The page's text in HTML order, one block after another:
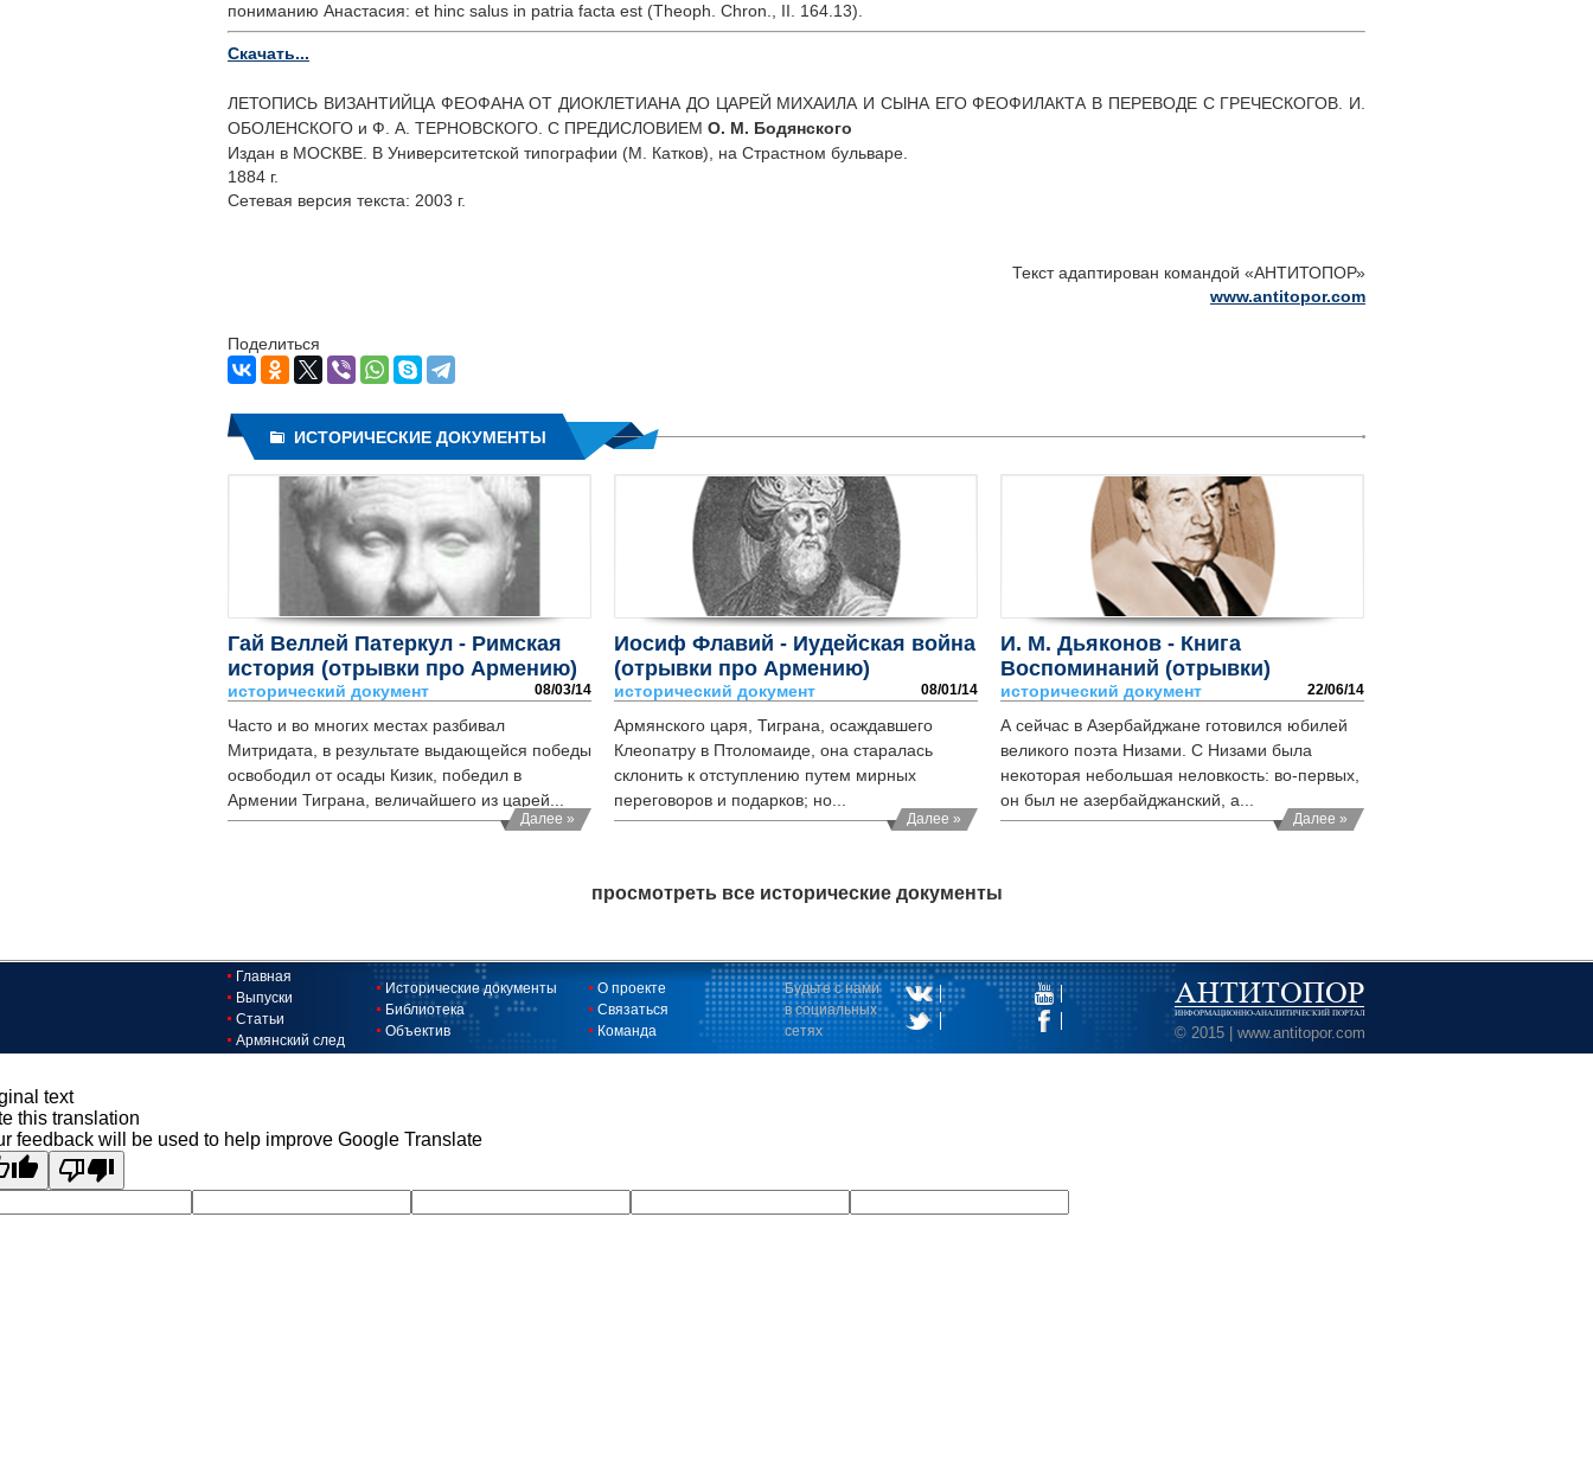
пониманию Анастасия: et hinc salus in patria facta est (Theoph. Chron., II. 164.13).
Скачать...
ЛЕТОПИСЬ ВИЗАНТИЙЦА ФЕОФАНАОТ ДИОКЛЕТИАНА ДО ЦАРЕЙ МИХАИЛА И СЫНА ЕГО ФЕОФИЛАКТА В ПЕРЕВОДЕ С ГРЕЧЕСКОГОВ. И.
ОБОЛЕНСКОГО и Ф. А. ТЕРНОВСКОГО. С ПРЕДИСЛОВИЕМ О. М. Бодянского
Издан в МОСКВЕ. В Университетской типографии (М. Катков), на Страстном бульваре.
1884 г.
Сетевая версия текста: 2003 г.
Текст адаптирован командой «АНТИТОПОР»
www.antitopor.com
Поделиться
ИСТОРИЧЕСКИЕ ДОКУМЕНТЫ
Гай Веллей Патеркул - Римская
история (отрывки про Армению)
исторический документ 08/03/14
Часто и во многих местах разбивал
Митридата, в результате выдающейся победы
освободил от осады Кизик, победил в
Армении Тиграна, величайшего из царей...
Далее »
Иосиф Флавий - Иудейская война
(отрывки про Армению)
исторический документ 08/01/14
Армянского царя, Тиграна, осаждавшего
Клеопатру в Птоломаиде, она старалась
склонить к отступлению путем мирных
переговоров и подарков; но...
Далее »
И. М. Дьяконов - Книга
Воспоминаний (отрывки)
исторический документ 22/06/14
А сейчас в Азербайджане готовился юбилей
великого поэта Низами. С Низами была
некоторая небольшая неловкость: во-первых,
он был не азербайджанский, а...
Далее »
просмотреть все исторические документы
Главная
Выпуски
Статьи
Армянский след
Исторические документы
Библиотека
Объектив
О проекте
Связаться
Команда
Будьте с нами
в социальных
сетях
АНТИТОПОР
ИНФОРМАЦИОННО-АНАЛИТИЧЕСКИЙ ПОРТАЛ
© 2015 | www.antitopor.com
text
this translation
feedback will be used to help improve Google Translate